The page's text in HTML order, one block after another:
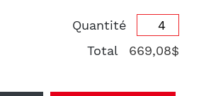
Quantité
Total
669,08$